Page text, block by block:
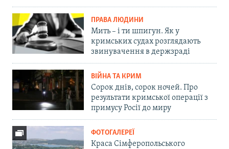
ПРАВА ЛЮДИНИ
Мить – і ти шпигун. Як у
кримських судах розглядають
звинувачення в держзраді
ВІЙНА ТА КРИМ
Сорок днів, сорок ночей. Про
результати кримської операції з
примусу Росії до миру
ФОТОГАЛЕРЕЇ
Краса Сімферопольського